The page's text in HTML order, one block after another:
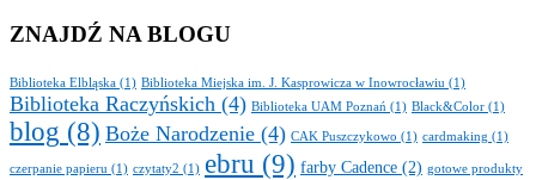
ZNAJDŹ NA BLOGU
Biblioteka Elbląska (1) Biblioteka Miejska im. J. Kasprowicza w Inowrocławiu (1)
Biblioteka Raczyńskich (4) Biblioteka UAM Poznań (1) Black&Color (1)
blog (8) Boże Narodzenie (4) CAK Puszczykowo (1) cardmaking (1)
czerpanie papieru (1) czytaty2 (1) ebru (9) farby Cadence (2) gotowe produkty